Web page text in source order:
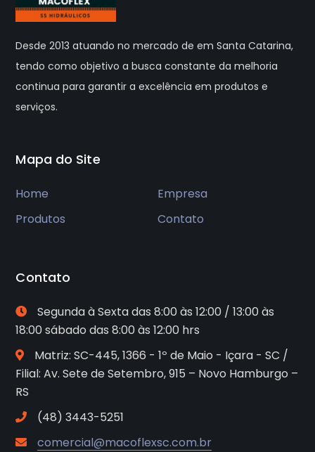
Desde 2013 atuando no mercado de em Santa Catarina,
tendo como objetivo a busca constante da melhoria
continua para garantir a excelência em produtos e
serviços.
Mapa do Site
Home
Empresa
Produtos
Contato
Contato
Segunda à Sexta das 8:00 às 12:00 / 13:00 às
18:00 sábado das 8:00 às 12:00 hrs
Matriz: SC-445, 1366 - 1º de Maio - Içara - SC /
Filial: Av. Sete de Setembro, 915 – Novo Hamburgo –
RS
(48) 3443-5251
comercial@macoflexsc.com.br